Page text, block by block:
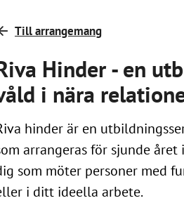
Till arrangemang
Hinder - en
i nära
hinder är en
arrangeras för sjunde
som möter personer med
i ditt ideella arbete.